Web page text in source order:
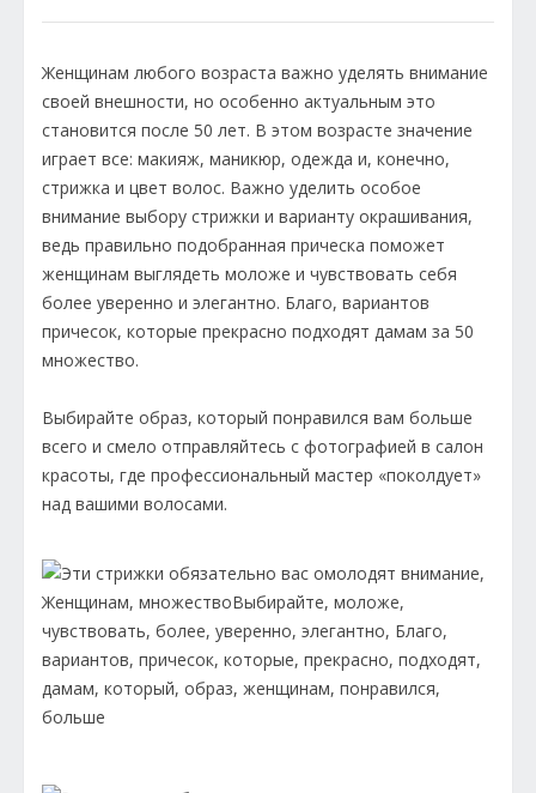
Женщинам любого возраста важно уделять внимание
своей внешности, но особенно актуальным это
становится после 50 лет. В этом возрасте значение
играет все: макияж, маникюр, одежда и, конечно,
стрижка и цвет волос. Важно уделить особое
внимание выбору стрижки и варианту окрашивания,
ведь правильно подобранная прическа поможет
женщинам выглядеть моложе и чувствовать себя
более уверенно и элегантно. Благо, вариантов
причесок, которые прекрасно подходят дамам за 50
множество.
Выбирайте образ, который понравился вам больше
всего и смело отправляйтесь с фотографией в салон
красоты, где профессиональный мастер «поколдует»
над вашими волосами.